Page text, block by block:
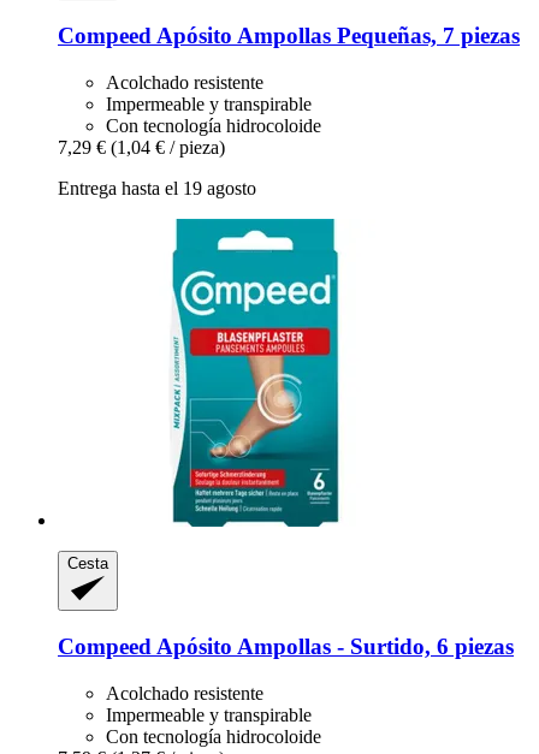
Compeed Apósito Ampollas Pequeñas, 7 piezas
Acolchado resistente
Impermeable y transpirable
Con tecnología hidrocoloide
7,29 € (1,04 € / pieza)
Entrega hasta el 19 agosto
Cesta
Compeed Apósito Ampollas -​ Surtido, 6 piezas
Acolchado resistente
Impermeable y transpirable
Con tecnología hidrocoloide